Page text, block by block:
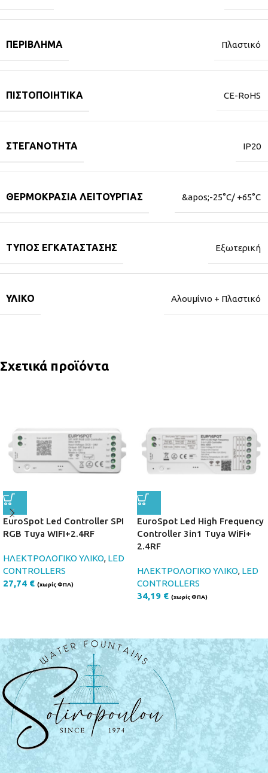
ΠΕΡΊΒΛΗΜΑ Πλαστικό
ΠΙΣΤΟΠΟΙΗΤΙΚΆ CE-RoHS
ΣΤΕΓΑΝΌΤΗΤΑ IP20
ΘΕΡΜΟΚΡΑΣΊΑ ΛΕΙΤΟΥΡΓΊΑΣ &apos;-25°C/ +65°C
ΤΎΠΟΣ ΕΓΚΑΤΆΣΤΑΣΗΣ Εξωτερική
ΥΛΙΚΌ Αλουμίνιο + Πλαστικό
Σχετικά προϊόντα
EuroSpot Led Controller SPI
RGB Tuya WIFI+2.4RF
ΗΛΕΚΤΡΟΛΟΓΙΚΟ ΥΛΙΚΟ, LED
CONTROLLERS
27,74 € (χωρίς ΦΠΑ)
EuroSpot Led High Frequency
Controller 3in1 Tuya WiFi+
2.4RF
ΗΛΕΚΤΡΟΛΟΓΙΚΟ ΥΛΙΚΟ, LED
CONTROLLERS
34,19 € (χωρίς ΦΠΑ)